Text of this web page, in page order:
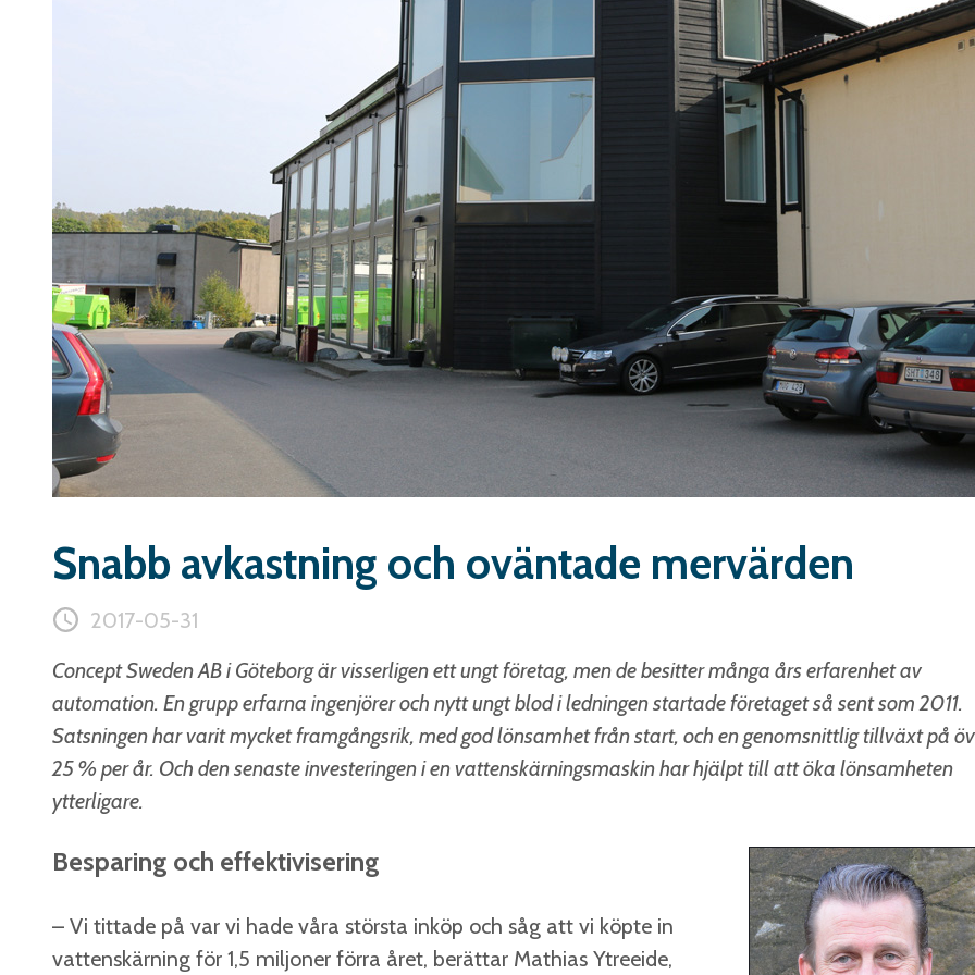
Snabb avkastning och oväntade mervärden
2017-05-31
Concept Sweden AB i Göteborg är visserligen ett ungt företag, men de besitter många års erfarenhet av
automation. En grupp erfarna ingenjörer och nytt ungt blod i ledningen startade företaget så sent som 2011.
Satsningen har varit mycket framgångsrik, med god lönsamhet från start, och en genomsnittlig tillväxt på
25 % per år. Och den senaste investeringen i en vattenskärningsmaskin har hjälpt till att öka lönsamheten
ytterligare.
Besparing och effektivisering
– Vi tittade på var vi hade våra största inköp och såg att vi köpte in
vattenskärning för 1,5 miljoner förra året, berättar Mathias Ytreeide,